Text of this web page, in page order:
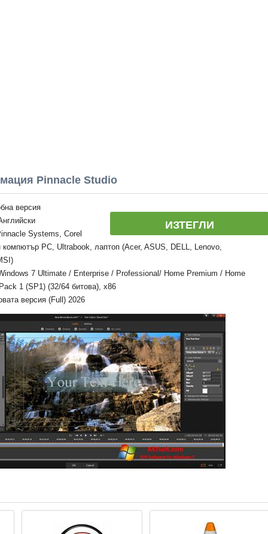
Pinnacle Studio
ИЗТЕГЛИ
версия
Systems, Corel
компютър PC, Ultrabook, лаптоп (Acer, ASUS, DELL, Lenovo,
7 Ultimate / Enterprise / Professional/ Home Premium / Home
1 (SP1) (32/64 битова), x86
версия (Full) 2026